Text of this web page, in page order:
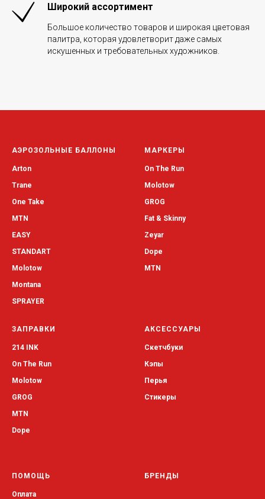
Широкий ассортимент
Большое количество товаров и широкая цветовая
палитра, которая удовлетворит даже самых
искушенных и требовательных художников.
АЭРОЗОЛЬНЫЕ БАЛЛОНЫ
Arton
Trane
One Take
MTN
EASY
STANDART
Molotow
Montana
SPRAYER
МАРКЕРЫ
On The Run
Molotow
GROG
Fat & Skinny
Zeyar
Dope
MTN
ЗАПРАВКИ
214 INK
On The Run
Molotow
GROG
MTN
Dope
АКСЕССУАРЫ
Скетчбуки
Кэпы
Перья
Стикеры
ПОМОЩЬ
Оплата
БРЕНДЫ